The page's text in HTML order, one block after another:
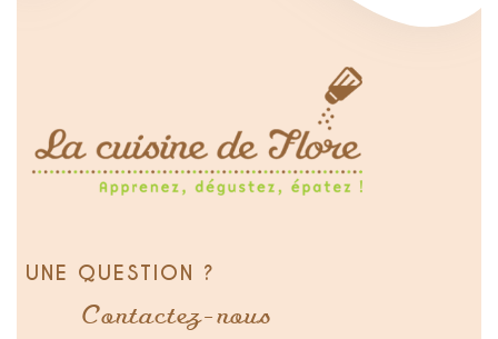
UNE QUESTION ?
Contactez-nous